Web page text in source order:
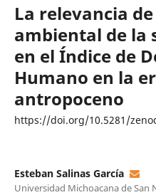
La relevancia
ambiental de la
en el Índice de
Humano en la
antropoceno
https://doi.org/10.5281/
Esteban Salinas García
Universidad Michoacana de San